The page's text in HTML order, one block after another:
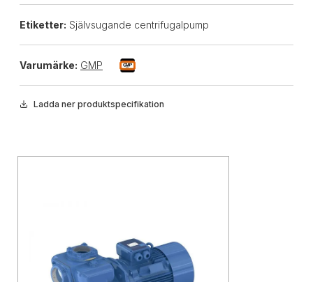
Etiketter: Självsugande centrifugalpump
Varumärke: GMP
Ladda ner produktspecifikation